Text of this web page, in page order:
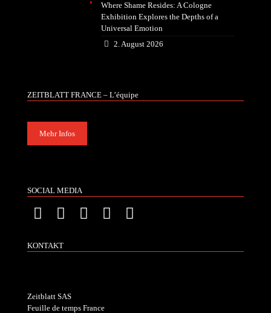
Where Shame Resides: A Cologne
Exhibition Explores the Depths of a
Universal Emotion
2. August 2026
ZEITBLATT FRANCE – L’équipe
Mehr Infos
SOCIAL MEDIA
KONTAKT
Zeitblatt SAS
Feuille de temps France